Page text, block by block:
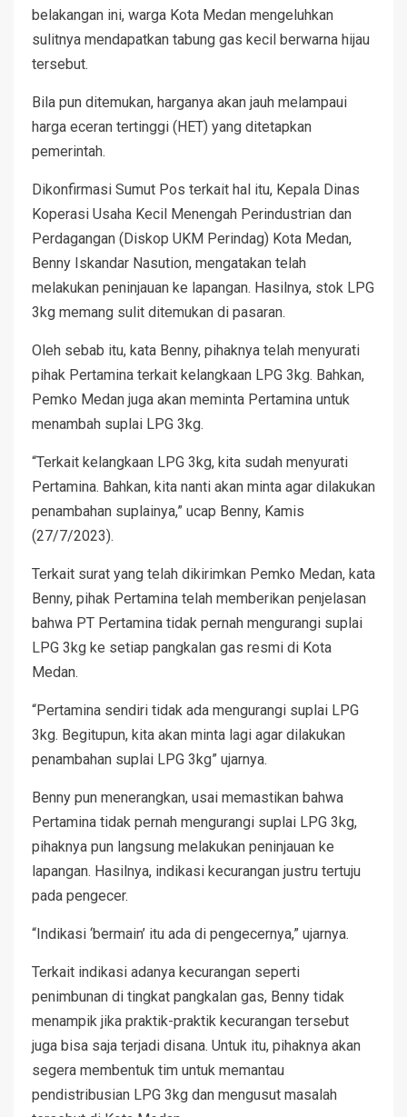
belakangan ini, warga Kota Medan mengeluhkan
sulitnya mendapatkan tabung gas kecil berwarna hijau
tersebut.
Bila pun ditemukan, harganya akan jauh melampaui
harga eceran tertinggi (HET) yang ditetapkan
pemerintah.
Dikonfirmasi Sumut Pos terkait hal itu, Kepala Dinas
Koperasi Usaha Kecil Menengah Perindustrian dan
Perdagangan (Diskop UKM Perindag) Kota Medan,
Benny Iskandar Nasution, mengatakan telah
melakukan peninjauan ke lapangan. Hasilnya, stok LPG
3kg memang sulit ditemukan di pasaran.
Oleh sebab itu, kata Benny, pihaknya telah menyurati
pihak Pertamina terkait kelangkaan LPG 3kg. Bahkan,
Pemko Medan juga akan meminta Pertamina untuk
menambah suplai LPG 3kg.
“Terkait kelangkaan LPG 3kg, kita sudah menyurati
Pertamina. Bahkan, kita nanti akan minta agar dilakukan
penambahan suplainya,” ucap Benny, Kamis
(27/7/2023).
Terkait surat yang telah dikirimkan Pemko Medan, kata
Benny, pihak Pertamina telah memberikan penjelasan
bahwa PT Pertamina tidak pernah mengurangi suplai
LPG 3kg ke setiap pangkalan gas resmi di Kota
Medan.
“Pertamina sendiri tidak ada mengurangi suplai LPG
3kg. Begitupun, kita akan minta lagi agar dilakukan
penambahan suplai LPG 3kg” ujarnya.
Benny pun menerangkan, usai memastikan bahwa
Pertamina tidak pernah mengurangi suplai LPG 3kg,
pihaknya pun langsung melakukan peninjauan ke
lapangan. Hasilnya, indikasi kecurangan justru tertuju
pada pengecer.
“Indikasi ‘bermain’ itu ada di pengecernya,” ujarnya.
Terkait indikasi adanya kecurangan seperti
penimbunan di tingkat pangkalan gas, Benny tidak
menampik jika praktik-praktik kecurangan tersebut
juga bisa saja terjadi disana. Untuk itu, pihaknya akan
segera membentuk tim untuk memantau
pendistribusian LPG 3kg dan mengusut masalah